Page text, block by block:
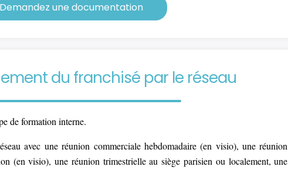
Demandez une documentation
du franchisé par le réseau
de formation interne.
avec une réunion commerciale hebdomadaire (en visio), une réunion
(en visio), une réunion trimestrielle au siège parisien ou localement, une